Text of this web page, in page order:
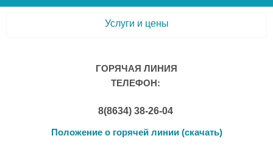
Услуги и цены
ГОРЯЧАЯ ЛИНИЯ
ТЕЛЕФОН:
8(8634) 38-26-04
Положение о горячей линии (скачать)